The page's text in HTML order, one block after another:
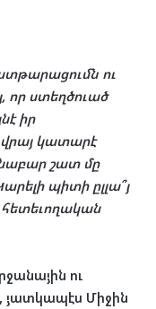
ու
, որ ստեղծուած
իր
վրայ կատարէ
շատ մը
պիտի ըլլա՞յ
հետեւողական
ու
, յատկապէս Միջին